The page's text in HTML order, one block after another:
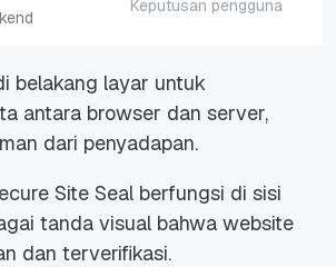
Keputusan pengguna
belakang layar untuk
antara browser dan server,
dari penyadapan.
Site Seal berfungsi di sisi
tanda visual bahwa website
dan terverifikasi.